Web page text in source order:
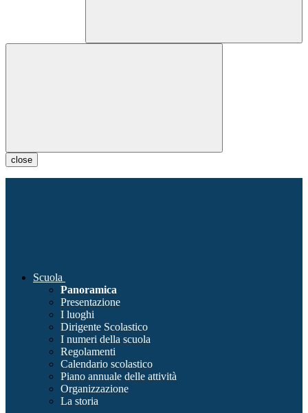
close
Scuola
Panoramica
Presentazione
I luoghi
Dirigente Scolastico
I numeri della scuola
Regolamenti
Calendario scolastico
Piano annuale delle attività
Organizzazione
La storia